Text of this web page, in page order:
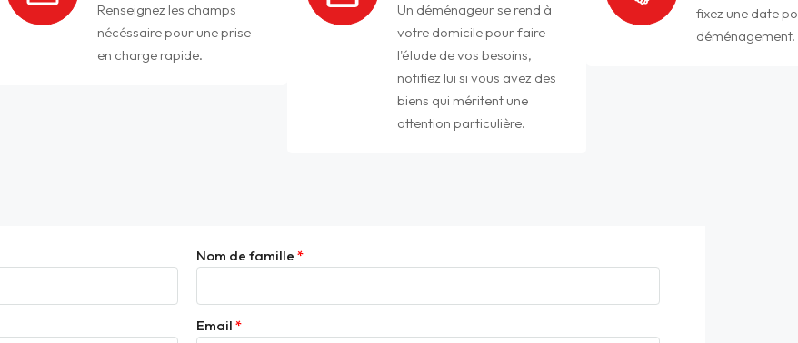
Renseignez les champs
nécéssaire pour une prise
en charge rapide.
Un déménageur se rend à
votre domicile pour faire
l'étude de vos besoins,
notifiez lui si vous avez des
biens qui méritent une
attention particulière.
fixez une date
déménagement.
Nom de famille
Email